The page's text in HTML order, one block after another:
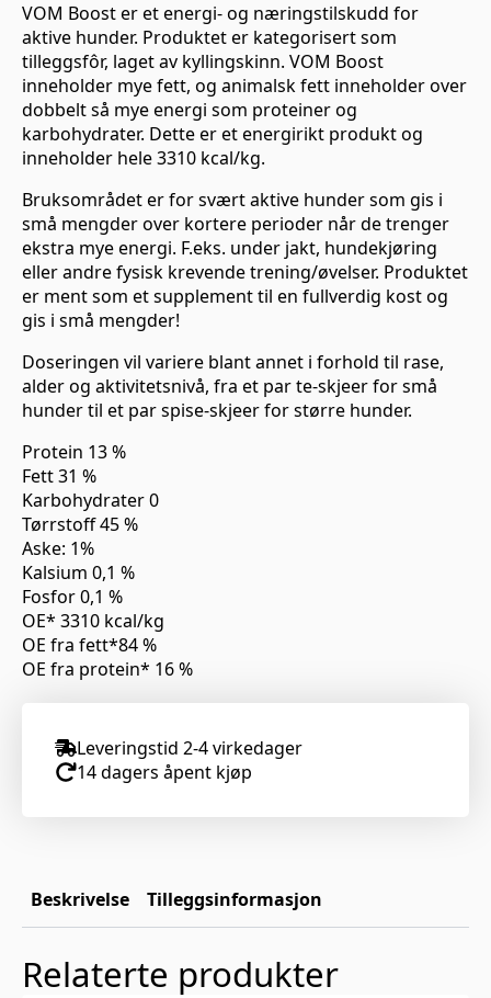
VOM Boost er et energi- og næringstilskudd for
aktive hunder. Produktet er kategorisert som
tilleggsfôr, laget av kyllingskinn. VOM Boost
inneholder mye fett, og animalsk fett inneholder over
dobbelt så mye energi som proteiner og
karbohydrater. Dette er et energirikt produkt og
inneholder hele 3310 kcal/kg.
Bruksområdet er for svært aktive hunder som gis i
små mengder over kortere perioder når de trenger
ekstra mye energi. F.eks. under jakt, hundekjøring
eller andre fysisk krevende trening/øvelser. Produktet
er ment som et supplement til en fullverdig kost og
gis i små mengder!
Doseringen vil variere blant annet i forhold til rase,
alder og aktivitetsnivå, fra et par te-skjeer for små
hunder til et par spise-skjeer for større hunder.
Protein 13 %
Fett 31 %
Karbohydrater 0
Tørrstoff 45 %
Aske: 1%
Kalsium 0,1 %
Fosfor 0,1 %
OE* 3310 kcal/kg
OE fra fett*84 %
OE fra protein* 16 %
Leveringstid 2-4 virkedager
14 dagers åpent kjøp
Beskrivelse Tilleggsinformasjon
Relaterte produkter